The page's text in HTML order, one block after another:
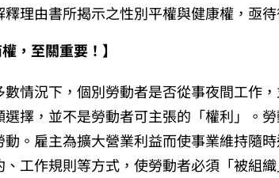
釋理由書所揭示之性別平權與健康權，亟待
，至關重要！】
數情況下，個別勞動者是否從事夜間工作
選擇，並不是勞動者可主張的「權利」。
動。雇主為擴大營業利益而使事業維持隨
、工作規則等方式，使勞動者必須「被組